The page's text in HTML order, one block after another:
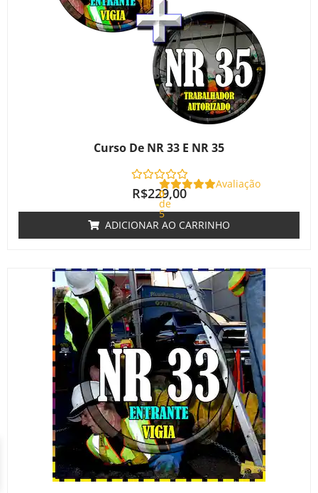
Curso De NR 33 E NR 35
Avaliação
0
de
5
R$229,00
ADICIONAR AO CARRINHO